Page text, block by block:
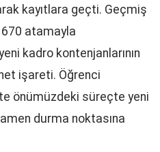
kayıtlara geçti. Geçmiş
atamayla
kadro kontenjanlarının
işareti. Öğrenci
önümüzdeki süreçte yeni
durma noktasına